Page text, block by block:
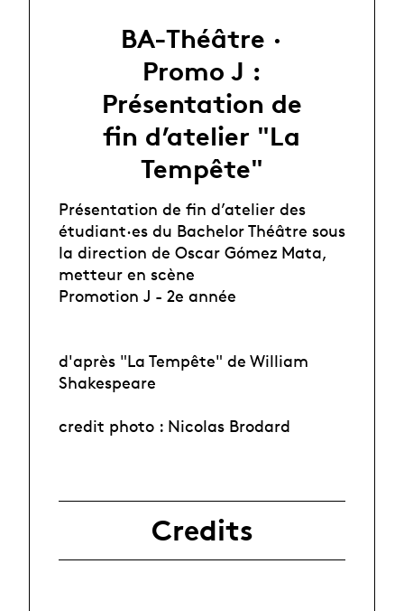
BA-Théâtre ·
Promo J :
Présentation de
fin d’atelier "La
Tempête"
Présentation de fin d’atelier des
étudiant·es du Bachelor Théâtre sous
la direction de Oscar Gómez Mata,
metteur en scène
Promotion J - 2e année
d'après "La Tempête" de William
Shakespeare
credit photo : Nicolas Brodard
Credits